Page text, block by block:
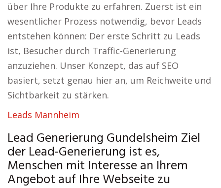
über Ihre Produkte zu erfahren. Zuerst ist ein
wesentlicher Prozess notwendig, bevor Leads
entstehen können: Der erste Schritt zu Leads
ist, Besucher durch Traffic-Generierung
anzuziehen. Unser Konzept, das auf SEO
basiert, setzt genau hier an, um Reichweite und
Sichtbarkeit zu stärken.
Leads Mannheim
Lead Generierung Gundelsheim Ziel
der Lead-Generierung ist es,
Menschen mit Interesse an Ihrem
Angebot auf Ihre Webseite zu